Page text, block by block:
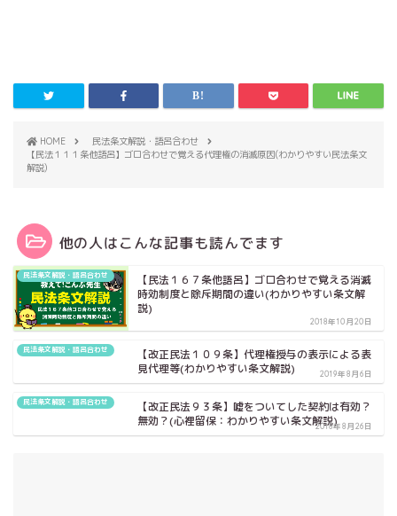
HOME
民法条文解説・語呂合わせ
【民法１１１条他語呂】ゴロ合わせで覚える代理権の消滅原因(わかりやすい民法条文
解説)
他の人はこんな記事も読んでます
民法条文解説・語呂合わせ
【民法１６７条他語呂】ゴロ合わせで覚える消滅
時効制度と除斥期間の違い(わかりやすい条文解
説)
2018年10月20日
民法条文解説・語呂合わせ
【改正民法１０９条】代理権授与の表示による表
見代理等(わかりやすい条文解説)
2019年8月6日
民法条文解説・語呂合わせ
【改正民法９３条】嘘をついてした契約は有効？
無効？(心裡留保：わかりやすい条文解説)2018年8月26日